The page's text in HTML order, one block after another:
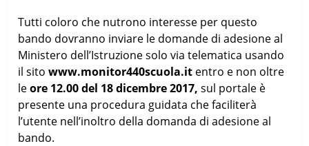
Tutti coloro che nutrono interesse per questo
bando dovranno inviare le domande di adesione al
Ministero dell’Istruzione solo via telematica usando
il sitowww.monitor440scuola.it entro e non oltre
leore 12.00 del 18 dicembre 2017,sul portale è
presente una procedura guidata che faciliterà
l’utente nell’inoltro della domanda di adesione al
bando.